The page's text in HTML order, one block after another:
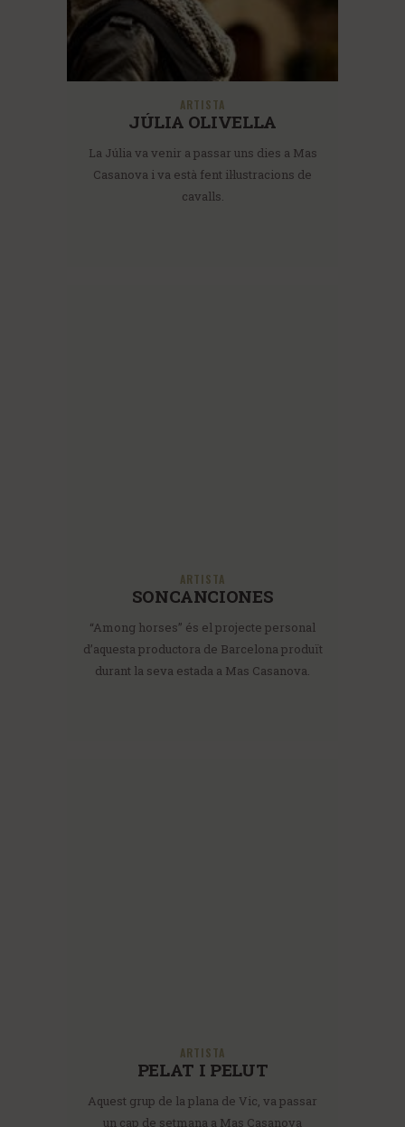
ARTISTA
JÚLIA OLIVELLA
La Júlia va venir a passar uns dies a Mas
Casanova i va està fent il·lustracions de
cavalls.
ARTISTA
SONCANCIONES
“Among horses” és el projecte personal
d’aquesta productora de Barcelona produït
durant la seva estada a Mas Casanova.
ARTISTA
PELAT I PELUT
Aquest grup de la plana de Vic, va passar
un cap de setmana a Mas Casanova